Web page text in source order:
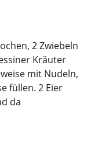
2 Zwiebeln
Kräuter
mit Nudeln,
füllen. 2 Eier
da